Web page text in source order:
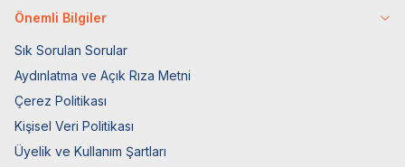
Önemli Bilgiler
Sık Sorulan Sorular
Aydınlatma ve Açık Rıza Metni
Çerez Politikası
Kişisel Veri Politikası
Üyelik ve Kullanım Şartları